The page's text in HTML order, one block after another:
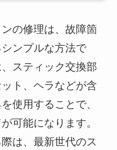
の修理は、故障箇
ンプルな方法で
スティック交換部
ト、ヘラなどが含
使用することで、
可能になります。
は、最新世代のス